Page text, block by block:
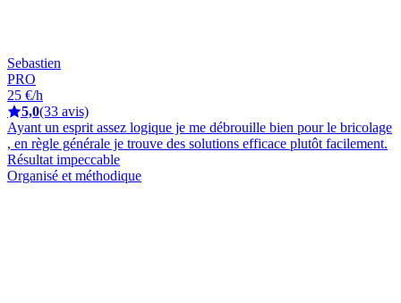
Sebastien
PRO
25 €/h
5,0(33 avis)
Ayant un esprit assez logique je me débrouille bien pour le bricolage
, en règle générale je trouve des solutions efficace plutôt facilement.
Résultat impeccable
Organisé et méthodique